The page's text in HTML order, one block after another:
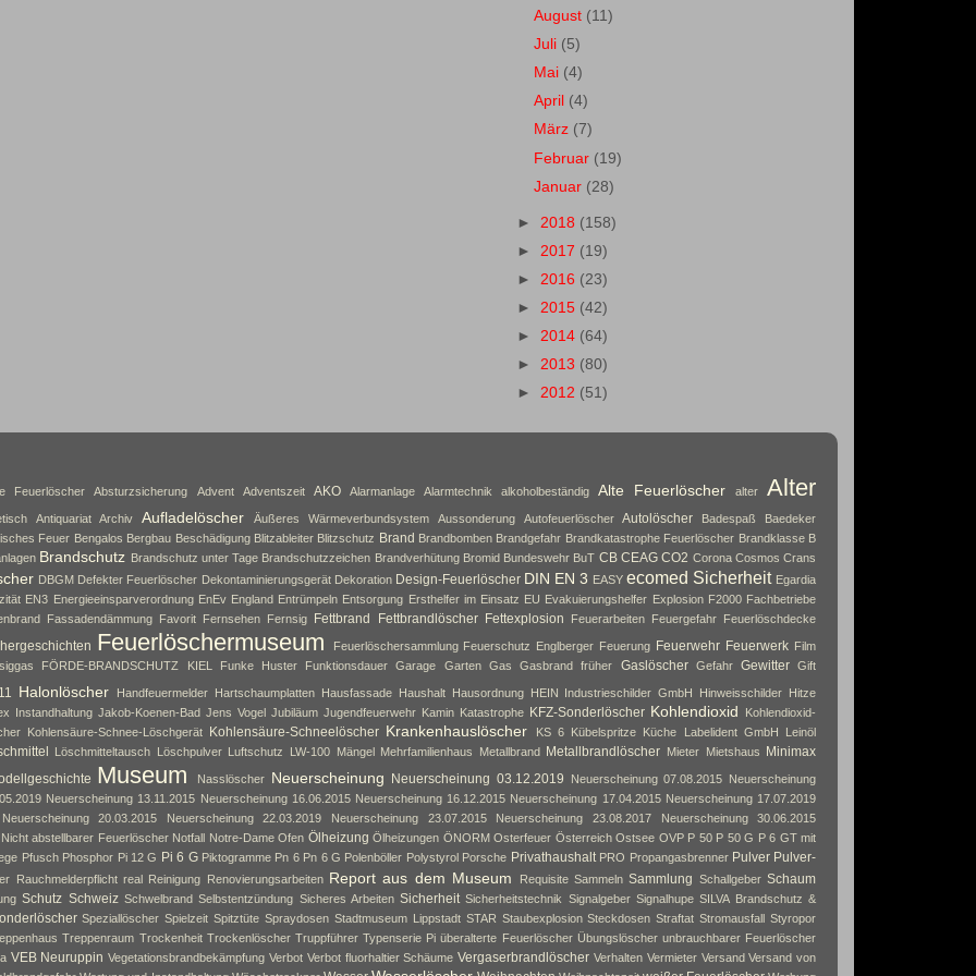
August (11)
Juli (5)
Mai (4)
April (4)
März (7)
Februar (19)
Januar (28)
► 2018 (158)
► 2017 (19)
► 2016 (23)
► 2015 (42)
► 2014 (64)
► 2013 (80)
► 2012 (51)
Feuerlöscher Absturzsicherung Advent Adventszeit AKO Alarmanlage Alarmtechnik alkoholbeständig Alte Feuerlöscher alter
Alter
Antiquariat Archiv Aufladelöscher Äußeres Wärmeverbundsystem Aussonderung Autofeuerlöscher Autolöscher Badespaß
Baedeker
Feuer Bengalos Bergbau Beschädigung Blitzableiter Blitzschutz Brand Brandbomben Brandgefahr Brandkatastrophe Feuerlöscher Brandklasse B
Brandschutz Brandschutz unter Tage Brandschutzzeichen Brandverhütung Bromid Bundeswehr BuT CB CEAG CO2 Corona Cosmos Crans
DBGM Defekter Feuerlöscher Dekontaminierungsgerät Dekoration Design-Feuerlöscher DIN EN 3 EASY ecomed Sicherheit Egardia
EN3 Energieeinsparverordnung EnEv England Entrümpeln Entsorgung Ersthelfer im Einsatz EU Evakuierungshelfer Explosion F2000 Fachbetriebe
Fassadendämmung Favorit Fernsehen Fernsig Fettbrand Fettbrandlöscher Fettexplosion Feuerarbeiten Feuergefahr Feuerlöschdecke
Feuerlöschermuseum Feuerlöschersammlung Feuerschutz Englberger Feuerung Feuerwehr Feuerwerk Film
FÖRDE-BRANDSCHUTZ KIEL Funke Huster Funktionsdauer Garage Garten Gas Gasbrand früher Gaslöscher Gefahr Gewitter Gift
Halonlöscher Handfeuermelder Hartschaumplatten Hausfassade Haushalt Hausordnung HEIN Industrieschilder GmbH Hinweisschilder Hitze
Instandhaltung Jakob-Koenen-Bad Jens Vogel Jubiläum Jugendfeuerwehr Kamin Katastrophe KFZ-Sonderlöscher Kohlendioxid
Kohlendioxid-
Kohlensäure-Schnee-Löschgerät Kohlensäure-Schneelöscher Krankenhauslöscher KS 6 Kübelspritze Küche Labelident GmbH
Leinöl
Löschmitteltausch Löschpulver Luftschutz LW-100 Mängel Mehrfamilienhaus Metallbrand Metallbrandlöscher Mieter Mietshaus Minimax
Museum Nasslöscher Neuerscheinung Neuerscheinung 03.12.2019 Neuerscheinung 07.08.2015 Neuerscheinung
Neuerscheinung 13.11.2015 Neuerscheinung 16.06.2015 Neuerscheinung 16.12.2015 Neuerscheinung 17.04.2015 Neuerscheinung 17.07.2019
Neuerscheinung 20.03.2015 Neuerscheinung 22.03.2019 Neuerscheinung 23.07.2015 Neuerscheinung 23.08.2017
Neuerscheinung 30.06.2015
Nicht abstellbarer Feuerlöscher Notfall Notre-Dame Ofen Ölheizung Ölheizungen ÖNORM Osterfeuer Österreich Ostsee OVP P 50 P 50 G P 6 GT mit
Pfusch Phosphor Pi 12 G Pi 6 G Piktogramme Pn 6 Pn 6 G Polenböller Polystyrol Porsche Privathaushalt PRO Propangasbrenner Pulver Pulver-
Rauchmelderpflicht real Reinigung Renovierungsarbeiten Report aus dem Museum Requisite Sammeln Sammlung Schallgeber Schaum
Schutz Schweiz Schwelbrand Selbstentzündung Sicheres Arbeiten Sicherheit Sicherheitstechnik Signalgeber Signalhupe SILVA Brandschutz &
Speziallöscher Spielzeit Spitztüte Spraydosen Stadtmuseum Lippstadt STAR Staubexplosion Steckdosen Straftat Stromausfall Styropor
Treppenraum Trockenheit Trockenlöscher Truppführer Typenserie Pi überalterte Feuerlöscher Übungslöscher unbrauchbarer Feuerlöscher
VEB Neuruppin Vegetationsbrandbekämpfung Verbot Verbot fluorhaltier Schäume Vergaserbrandlöscher Verhalten Vermieter Versand Versand von